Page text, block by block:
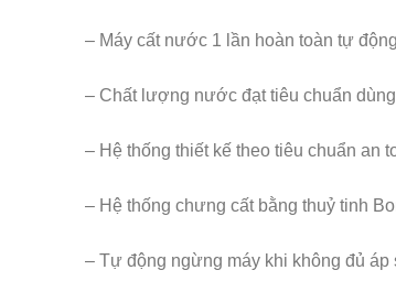
– Máy cất nước 1 lần hoàn toàn tự động
– Chất lượng nước đạt tiêu chuẩn
– Hệ thống thiết kế theo tiêu chuẩn an
– Hệ thống chưng cất bằng thuỷ tinh
– Tự động ngừng máy khi không đủ